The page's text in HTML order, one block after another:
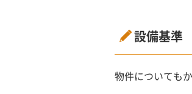
設備基準
物件についても